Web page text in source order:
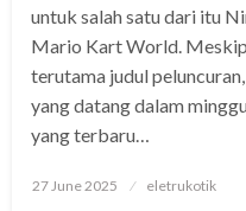
untuk salah satu dari itu
Mario Kart World.
terutama judul
yang datang dalam
yang terbaru…
Posted
27 June 2025 eletrukotik